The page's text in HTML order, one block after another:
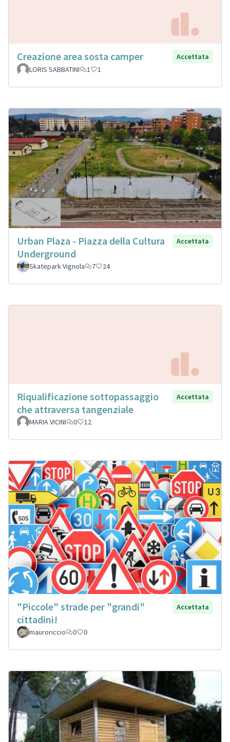
Creazione area sosta camper
Accettata
LORIS SABBATINI
1 1
Urban Plaza - Piazza della Cultura
Underground
Accettata
Skatepark Vignola 7 24
Riqualificazione sottopassaggio
che attraversa tangenziale
Accettata
MARIA VICINI 0 12
"Piccole" strade per "grandi"
cittadini!
Accettata
mauroriccio 0 0